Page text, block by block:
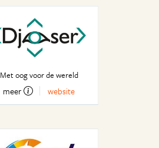
Met oog voor de wereld
meer website